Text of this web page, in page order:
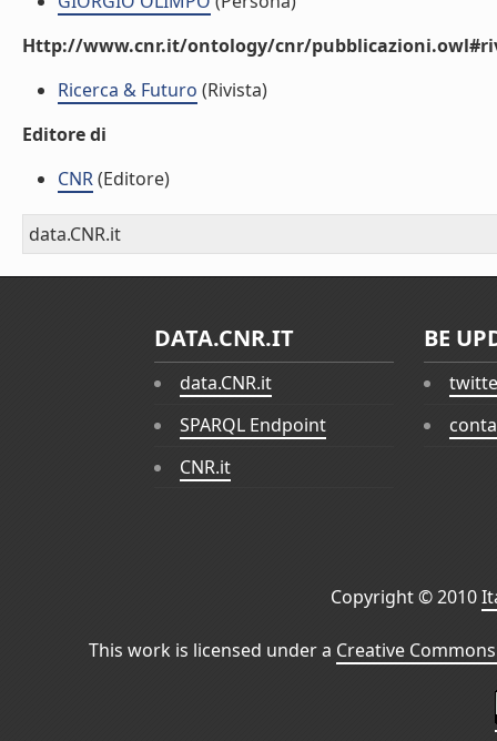
Http://www.cnr.it/ontology/cnr/
Ricerca & Futuro (Rivista)
Editore di
CNR(Editore)
data.CNR.it
DATA.CNR.IT
data.CNR.it
SPARQL Endpoint
CNR.it
BE
Copyright © 2010
This work is licensed under a Creative